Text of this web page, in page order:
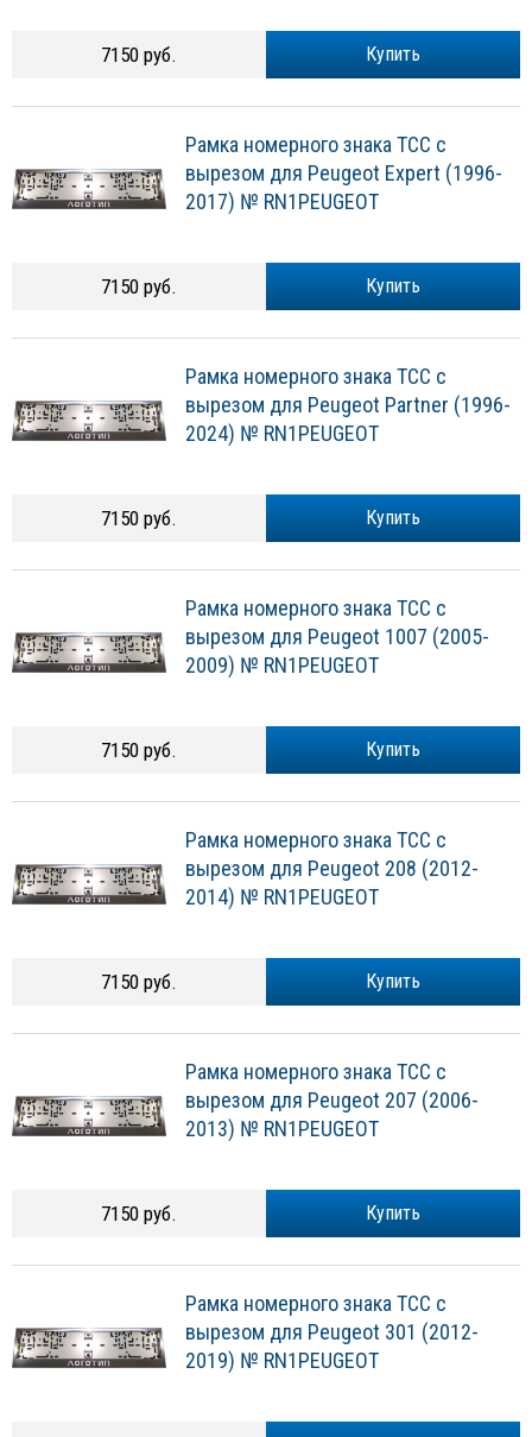
Купить
7150 руб.
Рамка номерного знака ТСС с
вырезом для Peugeot Expert (1996-
2017) № RN1PEUGEOT
Купить
7150 руб.
Рамка номерного знака ТСС с
вырезом для Peugeot Partner (1996-
2024) № RN1PEUGEOT
Купить
7150 руб.
Рамка номерного знака ТСС с
вырезом для Peugeot 1007 (2005-
2009) № RN1PEUGEOT
Купить
7150 руб.
Рамка номерного знака ТСС с
вырезом для Peugeot 208 (2012-
2014) № RN1PEUGEOT
Купить
7150 руб.
Рамка номерного знака ТСС с
вырезом для Peugeot 207 (2006-
2013) № RN1PEUGEOT
Купить
7150 руб.
Рамка номерного знака ТСС с
вырезом для Peugeot 301 (2012-
2019) № RN1PEUGEOT